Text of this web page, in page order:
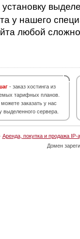
у нашего
любой
- заказ хостинга из
тарифных планов.
заказать у нас
выделенного сервера.
Аренда, покупка и продажа IP-
Домен